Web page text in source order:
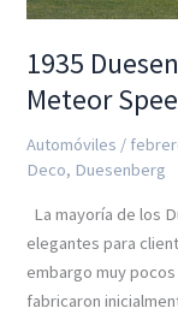
1935
Meteor
Automóviles /
Deco, Duesenberg
La mayoría de los
elegantes para
embargo muy
fabricaron